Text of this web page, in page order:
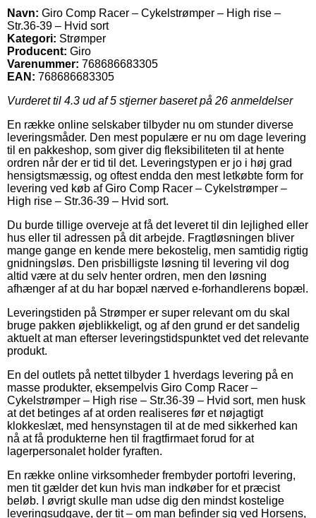
Navn: Giro Comp Racer – Cykelstrømper – High rise –
Str.36-39 – Hvid sort
Kategori: Strømper
Producent: Giro
Varenummer: 768686683305
EAN: 768686683305
Vurderet til 4.3 ud af 5 stjerner baseret på 26 anmeldelser
En række online selskaber tilbyder nu om stunder diverse
leveringsmåder. Den mest populære er nu om dage levering
til en pakkeshop, som giver dig fleksibiliteten til at hente
ordren når der er tid til det. Leveringstypen er jo i høj grad
hensigtsmæssig, og oftest endda den mest letkøbte form for
levering ved køb af Giro Comp Racer – Cykelstrømper –
High rise – Str.36-39 – Hvid sort.
Du burde tillige overveje at få det leveret til din lejlighed eller
hus eller til adressen på dit arbejde. Fragtløsningen bliver
mange gange en kende mere bekostelig, men samtidig rigtig
gnidningsløs. Den prisbilligste løsning til levering vil dog
altid være at du selv henter ordren, men den løsning
afhænger af at du har bopæl nærved e-forhandlerens bopæl.
Leveringstiden på Strømper er super relevant om du skal
bruge pakken øjeblikkeligt, og af den grund er det sandelig
aktuelt at man efterser leveringstidspunktet ved det relevante
produkt.
En del outlets på nettet tilbyder 1 hverdags levering på en
masse produkter, eksempelvis Giro Comp Racer –
Cykelstrømper – High rise – Str.36-39 – Hvid sort, men husk
at det betinges af at orden realiseres før et nøjagtigt
klokkeslæt, med hensynstagen til at de med sikkerhed kan
nå at få produkterne hen til fragtfirmaet forud for at
lagerpersonalet holder fyraften.
En række online virksomheder frembyder portofri levering,
men tit gælder det kun hvis man indkøber for et præcist
beløb. I øvrigt skulle man udse dig den mindst kostelige
leveringsudgave, der tit – om man befinder sig ved Horsens,